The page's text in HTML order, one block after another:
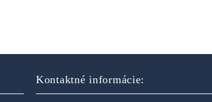
Kontaktné informácie: